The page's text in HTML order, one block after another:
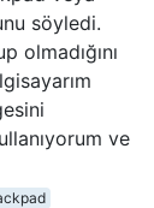
söyledi.
olmadığını
ve